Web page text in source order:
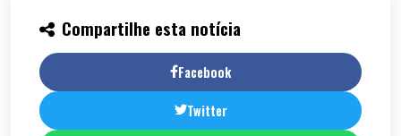
Compartilhe esta notícia
Facebook
Twitter